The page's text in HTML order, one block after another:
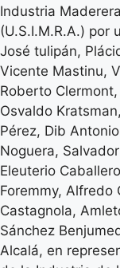
Industria
(U.S.I.M.R.A.) por
José tulipán,
Vicente Mastinu,
Roberto
Osvaldo
Pérez, Dib
Noguera,
Eleuterio
Foremmy, Alfredo
Castagnola,
Sánchez
Alcalá, en